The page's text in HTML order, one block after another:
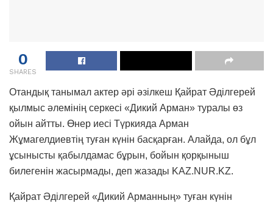
0
SHARES
Отандық танымал актер әрі әзілкеш Қайрат Әділгерей
қылмыс әлемінің серкесі «Дикий Арман» туралы өз
ойын айтты. Өнер иесі Түркияда Арман
Жұмагелдиевтің туған күнін басқарған. Алайда, ол бұл
ұсынысты қабылдамас бұрын, бойын қорқыныш
билегенін жасырмады, деп жазады KAZ.NUR.KZ.
Қайрат Әділгерей «Дикий Арманның» туған күнін